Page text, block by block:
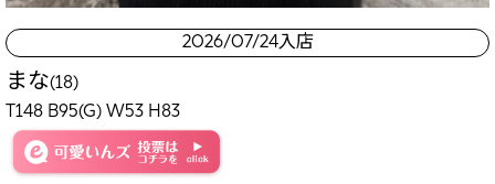
2026/07/24入店
まな(18)
T148 B95(G) W53 H83